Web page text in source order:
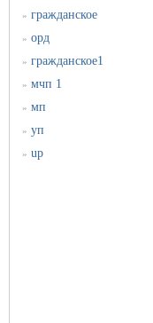
» гражданское
» орд
» гражданское1
» мчп 1
» мп
» уп
» up